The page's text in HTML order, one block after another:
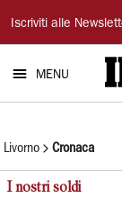
Il
Tirreno
Iscriviti alle
MENU
Livorno Cronaca
I nostri soldi